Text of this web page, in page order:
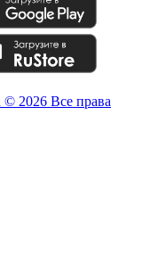
2026 Все права